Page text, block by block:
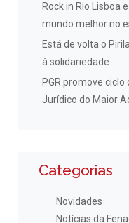
Rock in Rio Lisboa
mundo melhor no
Está de volta o
à solidariedade
PGR promove
Jurídico do Maior
Categorias
Novidades
Notícias da